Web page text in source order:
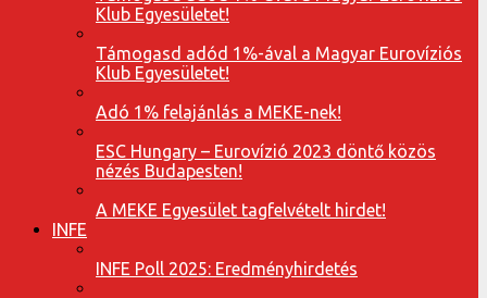
Klub Egyesületet!
Támogasd adód 1%-ával a Magyar Eurovíziós
Klub Egyesületet!
Adó 1% felajánlás a MEKE-nek!
ESC Hungary – Eurovízió 2023 döntő közös
nézés Budapesten!
A MEKE Egyesület tagfelvételt hirdet!
INFE
INFE Poll 2025: Eredményhirdetés